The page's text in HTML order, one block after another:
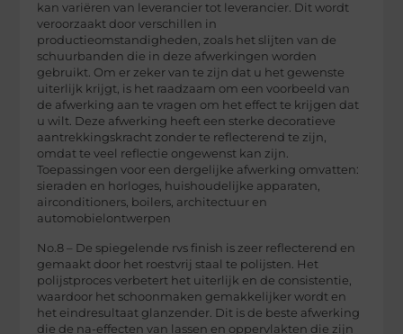
kan variëren van leverancier tot leverancier. Dit wordt
veroorzaakt door verschillen in
productieomstandigheden, zoals het slijten van de
schuurbanden die in deze afwerkingen worden
gebruikt. Om er zeker van te zijn dat u het gewenste
uiterlijk krijgt, is het raadzaam om een voorbeeld van
de afwerking aan te vragen om het effect te krijgen dat
u wilt. Deze afwerking heeft een sterke decoratieve
aantrekkingskracht zonder te reflecterend te zijn,
omdat te veel reflectie ongewenst kan zijn.
Toepassingen voor een dergelijke afwerking omvatten:
sieraden en horloges, huishoudelijke apparaten,
airconditioners, boilers, architectuur en
automobielontwerpen
No.8 – De spiegelende rvs finish is zeer reflecterend en
gemaakt door het roestvrij staal te polijsten. Het
polijstproces verbetert het uiterlijk en de consistentie,
waardoor het schoonmaken gemakkelijker wordt en
het eindresultaat glanzender. Dit is de beste afwerking
die de na-effecten van lassen en oppervlakten die zijn